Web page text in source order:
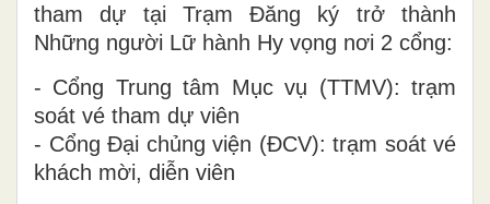
tham dự tại Trạm Đăng ký trở thành
Những người Lữ hành Hy vọng nơi 2 cổng:
- Cổng Trung tâm Mục vụ (TTMV): trạm
soát vé tham dự viên
- Cổng Đại chủng viện (ĐCV): trạm soát vé
khách mời, diễn viên